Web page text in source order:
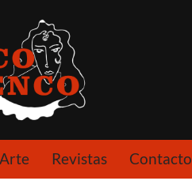
Arte Revistas Contacto